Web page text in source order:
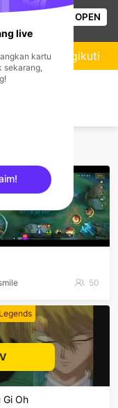
langsung!
OPEN
50
Gi Oh
Mengikuti
live
kartu
sekarang,